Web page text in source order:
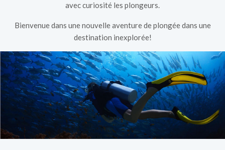
avec curiosité les plongeurs.
Bienvenue dans une nouvelle aventure de plongée dans une
destination inexplorée!